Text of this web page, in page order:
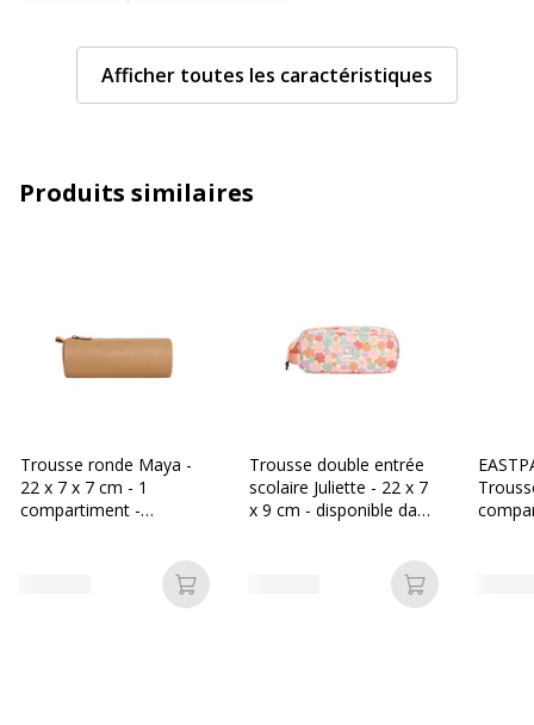
Données d'identification
Données d'identification
Marque EASTPAK
Afficher toutes les caractéristiques
Produits similaires
Trousse ronde Maya -
22 x 7 x 7 cm - 1
compartiment -
Ajouter au panier
Trousse double entrée
scolaire Juliette - 22 x 7
x 9 cm - disponible dans
Ajouter au